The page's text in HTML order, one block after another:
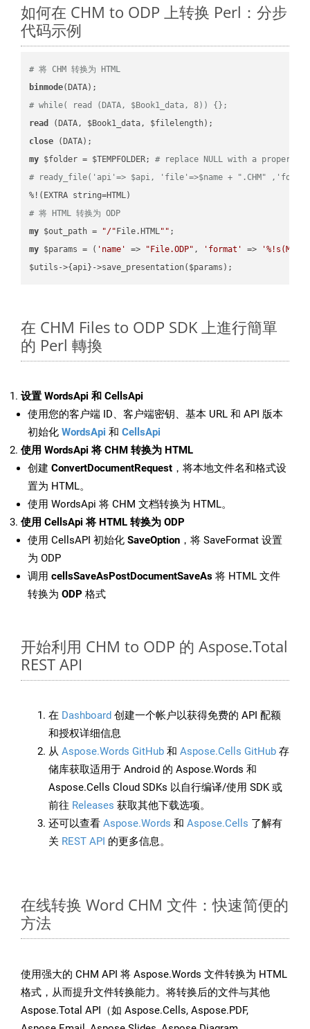
如何在 CHM to ODP 上转换 Perl：分步
代码示例
# 将 CHM 转换为 HTML
binmode
# while( read (DATA, $Book1_data, 8)) {};
read
close
my $folder = $TEMPFOLDER; # replace NULL with a proper
# ready_file('api'=> $api, 'file'=>$name + ".CHM"
# 将 HTML 转换为 ODP
my $out_path = "/" File.HTML""
my $params = ( 'name' => "File.ODP" , 'format' =>
在 CHM Files to ODP SDK 上進行簡單
的 Perl 轉換
设置 WordsApi 和 CellsApi
使用您的客户端 ID、客户端密钥、基本 URL 和 API 版本
初始化 WordsApi 和 CellsApi
使用 WordsApi 将 CHM 转换为 HTML
创建 ConvertDocumentRequest ，将本地文件名和格式设
置为 HTML。
使用 WordsApi 将 CHM 文档转换为 HTML。
使用 CellsApi 将 HTML 转换为 ODP
使用 CellsAPI 初始化 SaveOption ，将 SaveFormat 设置
为 ODP
调用 cellsSaveAsPostDocumentSaveAs 将 HTML 文件
转换为 ODP 格式
开始利用 CHM to ODP 的 Aspose.Total
REST API
在 Dashboard 创建一个帐户以获得免费的 API 配额
和授权详细信息
从 Aspose.Words GitHub 和 Aspose.Cells GitHub 存
储库获取适用于 Android 的 Aspose.Words 和
Aspose.Cells Cloud SDKs 以自行编译/使用 SDK 或
前往 Releases 获取其他下载选项。
还可以查看 Aspose.Words 和 Aspose.Cells 了解有
关 REST API 的更多信息。
在线转换 Word CHM 文件：快速简便的
方法
使用强大的 CHM API 将 Aspose.Words 文件转换为 HTML
格式，从而提升文件转换能力。将转换后的文件与其他
Aspose.Total API（如 Aspose.Cells, Aspose.PDF,